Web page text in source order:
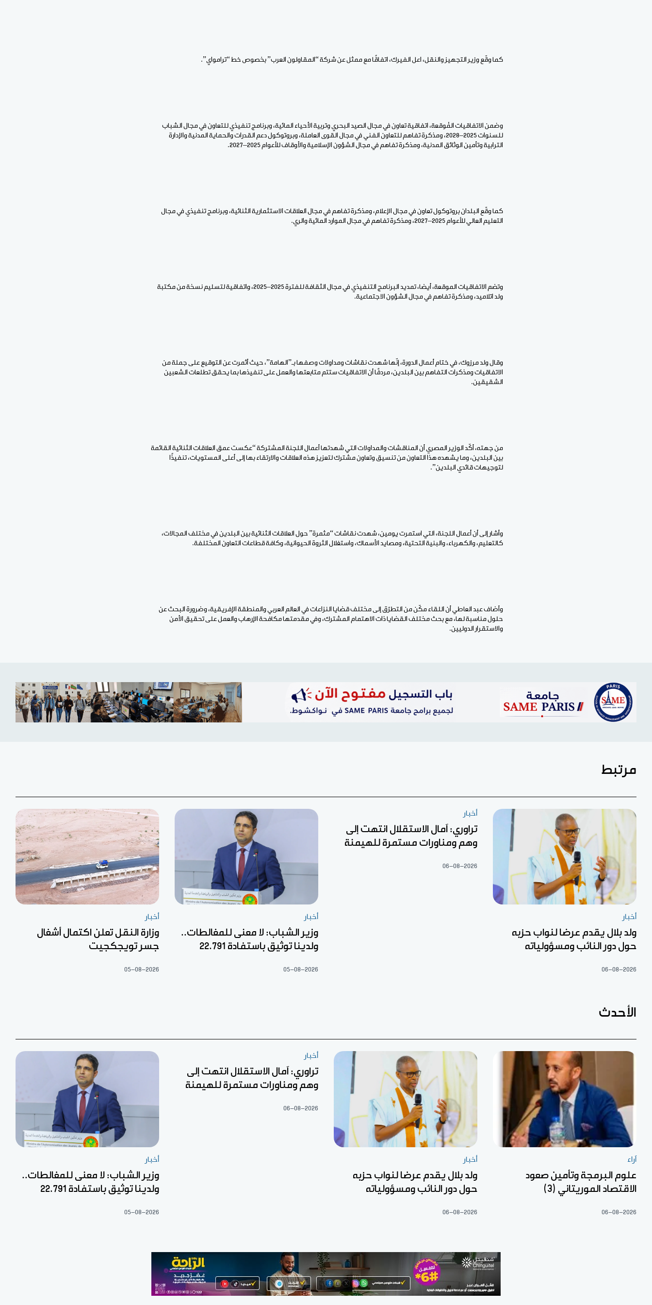
كما وقّع وزير التجهيز والنقل، اعل الفيرك، اتفاقًا مع ممثل عن شركة “المقاولون العرب” بخصوص خط “ترامواي”.
وضمن الاتفاقيات المُوقعة، اتفاقية تعاون في مجال الصيد البحري وتربية الأحياء المائية، وبرنامج تنفيذي للتعاون في مجال الشباب
للسنوات 2025–2028، ومذكرة تفاهم للتعاون الفني في مجال القوى العاملة، وبروتوكول دعم القدرات والحماية المدنية والإدارة
الترابية وتأمين الوثائق المدنية، ومذكرة تفاهم في مجال الشؤون الإسلامية والأوقاف للأعوام 2025–2027.
كما وقّع البلدان بروتوكول تعاون في مجال الإعلام، ومذكرة تفاهم في مجال العلاقات الاستثمارية الثنائية، وبرنامج تنفيذي في مجال
التعليم العالي للأعوام 2025–2027، ومذكرة تفاهم في مجال الموارد المائية والري.
وتضم الاتفاقيات الموقعة، أيضا، تمديد البرنامج التنفيذي في مجال الثقافة للفترة 2025–2025، واتفاقية لتسليم نسخة من مكتبة
ولد اتلاميد، ومذكرة تفاهم في مجال الشؤون الاجتماعية.
وقال ولد مرزوك، في ختام أعمال الدورة، إنّها شهدت نقاشات ومداولات وصفها بـ”الهامة”، حيث أثمرت عن التوقيع على جملة من
الاتفاقيات ومذكرات التفاهم بين البلدين، مردفًا أن الاتفاقيات ستتم متابعتها والعمل على تنفيذها بما يحقق تطلعات الشعبين
الشقيقين.
من جهته، أكّد الوزير المصري أن المناقشات والمداولات التي شهدتها أعمال اللجنة المشتركة “عكست عمق العلاقات الثنائية القائمة
بين البلدين، وما يشهده هذا التعاون من تنسيق وتعاون مشترك لتعزيز هذه العلاقات والارتقاء بها إلى أعلى المستويات، تنفيذًا
لتوجيهات قائدي البلدين”.
وأشار إلى أن أعمال اللجنة، التي استمرت يومين، شهدت نقاشات “مثمرة” حول العلاقات الثنائية بين البلدين في مختلف المجالات،
كالتعليم، والكهرباء، والبنية التحتية، ومصايد الأسماك، واستغلال الثروة الحيوانية، وكافة قطاعات التعاون المختلفة.
وأضاف عبد العاطي أن اللقاء مكّن من التطرّق إلى مختلف قضايا النزاعات في العالم العربي والمنطقة الإفريقية، وضرورة البحث عن
حلول مناسبة لها، مع بحث مختلف القضايا ذات الاهتمام المشترك، وفي مقدمتها مكافحة الإرهاب والعمل على تحقيق الأمن
والاستقرار الدوليين.
مرتبط
أخبار
ولد بلال يقدم عرضا لنواب حزبه
حول دور النائب ومسؤولياته
06-08-2026
أخبار
تراوري: آمال الاستقلال انتهت إلى
وهم ومناورات مستمرة للهيمنة
06-08-2026
أخبار
وزير الشباب: لا معنى للمغالطات..
ولدينا توثيق باستفادة 22.791
05-08-2026
أخبار
وزارة النقل تعلن اكتمال أشغال
جسر تويجكجيت
05-08-2026
الأحدث
آراء
علوم البرمجة وتأمين صعود
الاقتصاد الموريتاني (3)
06-08-2026
أخبار
ولد بلال يقدم عرضا لنواب حزبه
حول دور النائب ومسؤولياته
06-08-2026
أخبار
تراوري: آمال الاستقلال انتهت إلى
وهم ومناورات مستمرة للهيمنة
06-08-2026
أخبار
وزير الشباب: لا معنى للمغالطات..
ولدينا توثيق باستفادة 22.791
05-08-2026